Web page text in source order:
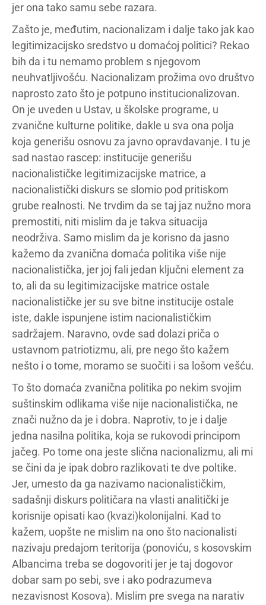
jer ona tako samu sebe razara.
Zašto je, međutim, nacionalizam i dalje tako jak kao
legitimizacijsko sredstvo u domaćoj politici? Rekao
bih da i tu nemamo problem s njegovom
neuhvatljivošću. Nacionalizam prožima ovo društvo
naprosto zato što je potpuno institucionalizovan.
On je uveden u Ustav, u školske programe, u
zvanične kulturne politike, dakle u sva ona polja
koja generišu osnovu za javno opravdavanje. I tu je
sad nastao rascep: institucije generišu
nacionalističke legitimizacijske matrice, a
nacionalistički diskurs se slomio pod pritiskom
grube realnosti. Ne trvdim da se taj jaz nužno mora
premostiti, niti mislim da je takva situacija
neodrživa. Samo mislim da je korisno da jasno
kažemo da zvanična domaća politika više nije
nacionalistička, jer joj fali jedan ključni element za
to, ali da su legitimizacijske matrice ostale
nacionalističke jer su sve bitne institucije ostale
iste, dakle ispunjene istim nacionalističkim
sadržajem. Naravno, ovde sad dolazi priča o
ustavnom patriotizmu, ali, pre nego što kažem
nešto i o tome, moramo se suočiti i sa lošom vešću.
To što domaća zvanična politika po nekim svojim
suštinskim odlikama više nije nacionalistička, ne
znači nužno da je i dobra. Naprotiv, to je i dalje
jedna nasilna politika, koja se rukovodi principom
jačeg. Po tome ona jeste slična nacionalizmu, ali mi
se čini da je ipak dobro razlikovati te dve poltike.
Jer, umesto da ga nazivamo nacionalističkim,
sadašnji diskurs političara na vlasti analitički je
korisnije opisati kao (kvazi)kolonijalni. Kad to
kažem, uopšte ne mislim na ono što nacionalisti
nazivaju predajom teritorija (ponoviću, s kosovskim
Albancima treba se dogovoriti jer je taj dogovor
dobar sam po sebi, sve i ako podrazumeva
nezavisnost Kosova). Mislim pre svega na narativ